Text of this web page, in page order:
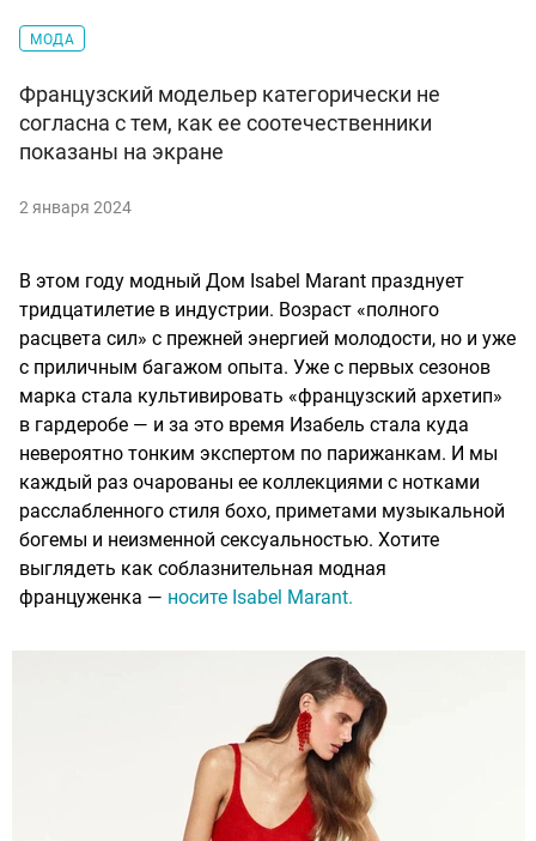
МОДА
Французский модельер категорически не
согласна с тем, как ее соотечественники
показаны на экране
2 января 2024
В этом году модный Дом Isabel Marant празднует
тридцатилетие в индустрии. Возраст «полного
расцвета сил» с прежней энергией молодости, но и уже
с приличным багажом опыта. Уже с первых сезонов
марка стала культивировать «французский архетип»
в гардеробе — и за это время Изабель стала куда
невероятно тонким экспертом по парижанкам. И мы
каждый раз очарованы ее коллекциями с нотками
расслабленного стиля бохо, приметами музыкальной
богемы и неизменной сексуальностью. Хотите
выглядеть как соблазнительная модная
француженка — носите Isabel Marant.